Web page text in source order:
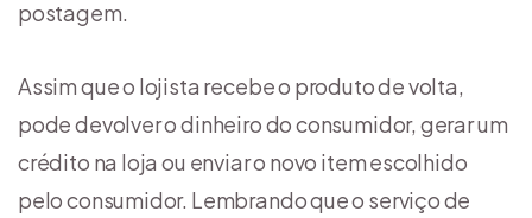
postagem.
Assim que o lojista recebe o produto de volta,
pode devolver o dinheiro do consumidor, gerar um
crédito na loja ou enviar o novo item escolhido
pelo consumidor. Lembrando que o serviço de